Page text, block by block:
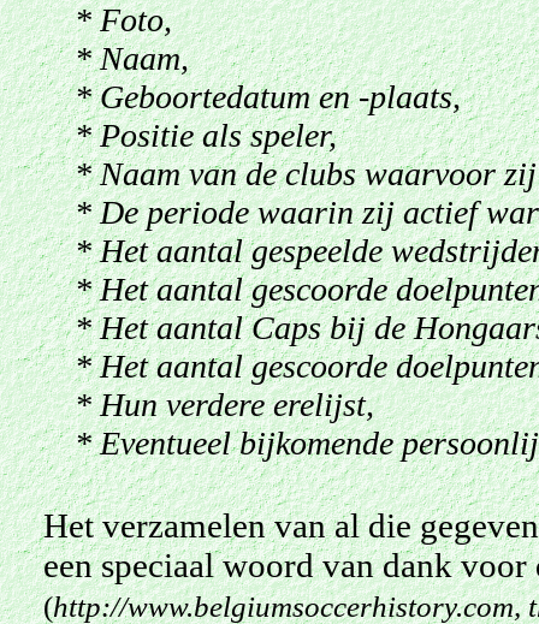
* Foto,
* Naam,
* Geboortedatum en -plaats,
* Positie als speler,
* Naam van de clubs waarvoor
* De periode waarin zij actief
* Het aantal gespeelde
* Het aantal gescoorde
* Het aantal Caps bij de
* Het aantal gescoorde
* Hun verdere erelijst,
* Eventueel bijkomende
Het verzamelen van al die
een speciaal woord van dank voor
(http://www.belgiumsoccerhistory.com,